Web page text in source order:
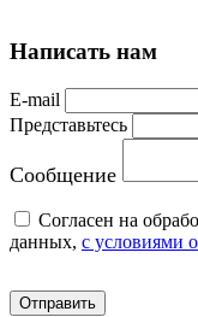
Написать нам
E-mail
Представьтесь
Сообщение
Cогласен на
данных, с условиями
Отправить